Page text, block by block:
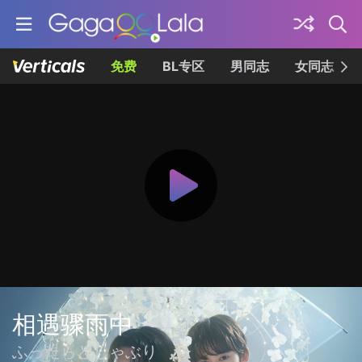
免费 BL专区 男同志 女同志
相遇骤雨中
ふったらどしゃぶり